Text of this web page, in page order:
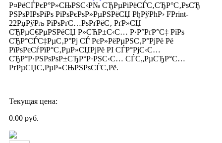
Р¤РёСЃРєР°Р»СЊРЅС‹Р№ СЂРµРіРёСЃС‚СЂР°С‚РѕСЂ
РЅРѕРІРѕРіРѕ РїРѕРєРѕР»РµРЅРёСЏ РђРўРћР› FPrint-
22РџРўРљ РїРѕРґС…РѕРґРёС‚ РґР»СЏ
СЂРµС€РµРЅРёСЏ Р»СЋР±С‹С… Р·Р°РґР°С‡ РїРѕ
СЂР°СЃС‡РµС‚Р°Рј СЃ РєР»РёРµРЅС‚Р°РјРё Рё
РїРѕРєСѓРїР°С‚РµР»СЏРјРё РІ СЃР°РјС‹С…
СЂР°Р·РЅРѕРѕР±СЂР°Р·РЅС‹С… СЃС„РµСЂР°С…
РґРµСЏС‚РµР»СЊРЅРѕСЃС‚Рё.
Текущая цена:
0.00 руб.